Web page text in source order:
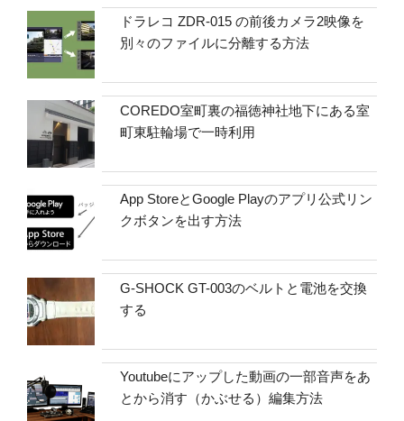
ドラレコ ZDR-015 の前後カメラ2映像を
別々のファイルに分離する方法
COREDO室町裏の福徳神社地下にある室
町東駐輪場で一時利用
App StoreとGoogle Playのアプリ公式リン
クボタンを出す方法
G-SHOCK GT-003のベルトと電池を交換
する
Youtubeにアップした動画の一部音声をあ
とから消す（かぶせる）編集方法